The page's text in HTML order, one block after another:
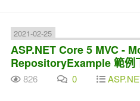
2021-02-25
ASP.NET Core 5 MVC -
RepositoryExample 範例
826 0